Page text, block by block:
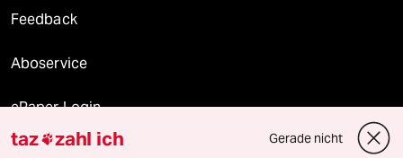
Feedback
Aboservice
ePaper Login
Downloads für Abonnierende
taz zahl ich Gerade nicht